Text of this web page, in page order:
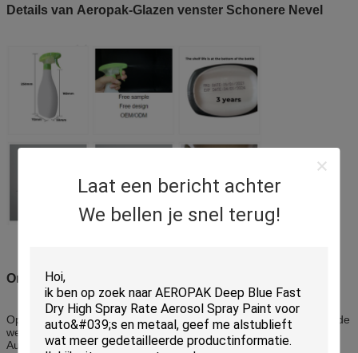
Laat een bericht achter
We bellen je snel terug!
Details van Aeropak-Glazen venster Schonere Nevel
Ons merk
Opgevat als een merk wereldwijd dat in om het even welk land in de
wereld zou kunnen worden verkocht, zijn wij bezig geweest met
Australische marketing en creatieve ontwerppartners.